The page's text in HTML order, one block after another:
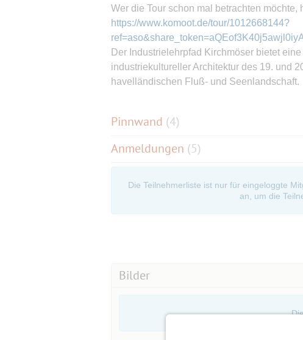
Wer die Tour schon mal betrachten möchte,
https://www.komoot.de/tour/1012668144?
Der Industrielehrpfad Kirchmöser bietet
industriekultureller Architektur des 19. und
havelländischen Fluß- und Seenlandschaft.
Pinnwand (4)
Anmeldungen (5)
Die Teilnehmerliste ist nur für eingeloggte
an, um die
Bilder